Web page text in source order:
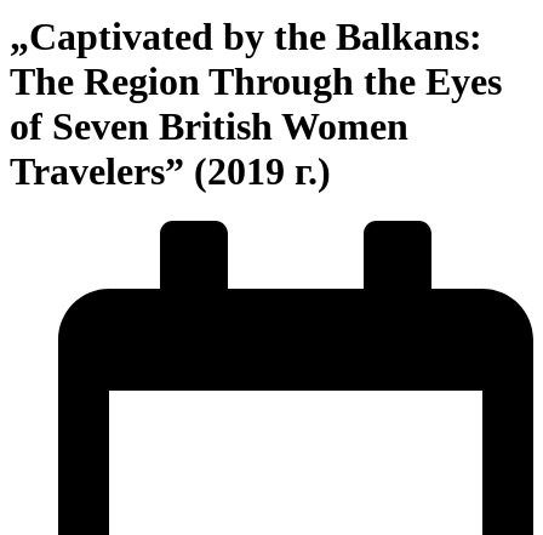
„Captivated by the Balkans:
The Region Through the Eyes
of Seven British Women
Travelers” (2019 г.)